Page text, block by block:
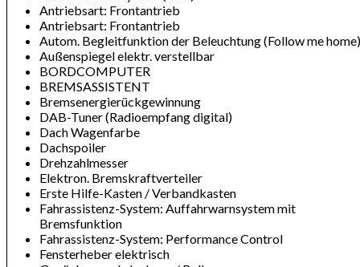
Antriebsart: Frontantrieb
Antriebsart: Frontantrieb
Autom. Begleitfunktion der Beleuchtung (Follow me home)
Außenspiegel elektr. verstellbar
BORDCOMPUTER
BREMSASSISTENT
Bremsenergierückgewinnung
DAB-Tuner (Radioempfang digital)
Dach Wagenfarbe
Dachspoiler
Drehzahlmesser
Elektron. Bremskraftverteiler
Erste Hilfe-Kasten / Verbandkasten
Fahrassistenz-System: Auffahrwarnsystem mit
Bremsfunktion
Fahrassistenz-System: Performance Control
Fensterheber elektrisch